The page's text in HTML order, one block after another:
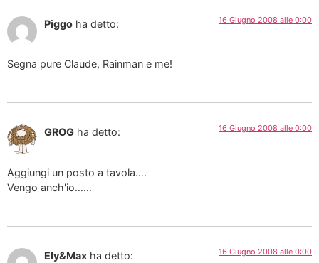
Piggo ha detto: 16 Giugno 2008 alle 0:00
Segna pure Claude, Rainman e me!
GROG ha detto: 16 Giugno 2008 alle 0:00
Aggiungi un posto a tavola….
Vengo anch'io……
Ely&Max ha detto: 16 Giugno 2008 alle 0:00